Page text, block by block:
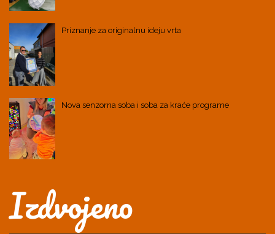
Priznanje za originalnu ideju vrta
Nova senzorna soba i soba za kraće programe
Izdvojeno